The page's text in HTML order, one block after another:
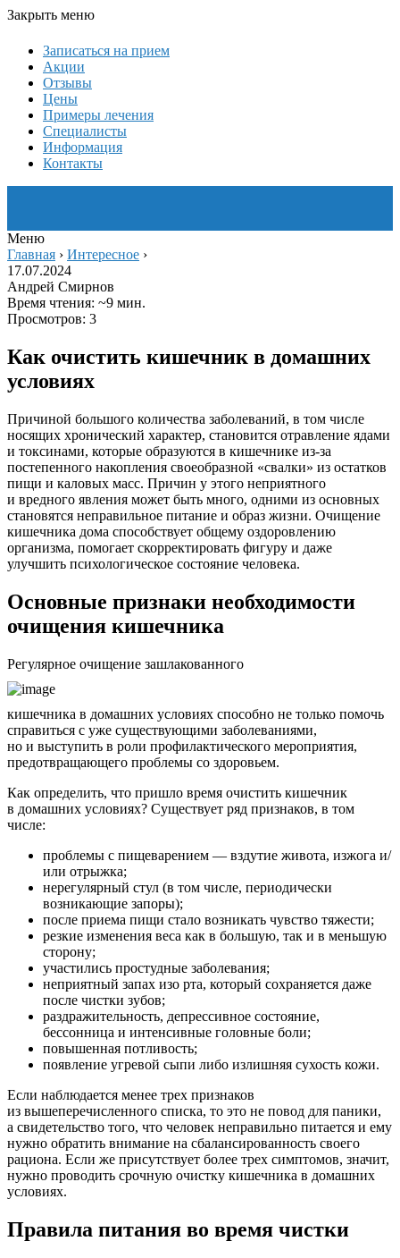
Закрыть меню
Записаться на прием
Акции
Отзывы
Цены
Примеры лечения
Специалисты
Информация
Контакты
Меню
Главная › Интересное ›
17.07.2024
Андрей Смирнов
Время чтения: ~9 мин.
Просмотров: 3
Как очистить кишечник в домашних
условиях
Причиной большого количества заболеваний, в том числе
носящих хронический характер, становится отравление ядами
и токсинами, которые образуются в кишечнике из-за
постепенного накопления своеобразной «свалки» из остатков
пищи и каловых масс. Причин у этого неприятного
и вредного явления может быть много, одними из основных
становятся неправильное питание и образ жизни. Очищение
кишечника дома способствует общему оздоровлению
организма, помогает скорректировать фигуру и даже
улучшить психологическое состояние человека.
Основные признаки необходимости
очищения кишечника
Регулярное очищение зашлакованного
кишечника в домашних условиях способно не только помочь
справиться с уже существующими заболеваниями,
но и выступить в роли профилактического мероприятия,
предотвращающего проблемы со здоровьем.
Как определить, что пришло время очистить кишечник
в домашних условиях? Существует ряд признаков, в том
числе:
проблемы с пищеварением — вздутие живота, изжога и/
или отрыжка;
нерегулярный стул (в том числе, периодически
возникающие запоры);
после приема пищи стало возникать чувство тяжести;
резкие изменения веса как в большую, так и в меньшую
сторону;
участились простудные заболевания;
неприятный запах изо рта, который сохраняется даже
после чистки зубов;
раздражительность, депрессивное состояние,
бессонница и интенсивные головные боли;
повышенная потливость;
появление угревой сыпи либо излишняя сухость кожи.
Если наблюдается менее трех признаков
из вышеперечисленного списка, то это не повод для паники,
а свидетельство того, что человек неправильно питается и ему
нужно обратить внимание на сбалансированность своего
рациона. Если же присутствует более трех симптомов, значит,
нужно проводить срочную очистку кишечника в домашних
условиях.
Правила питания во время чистки